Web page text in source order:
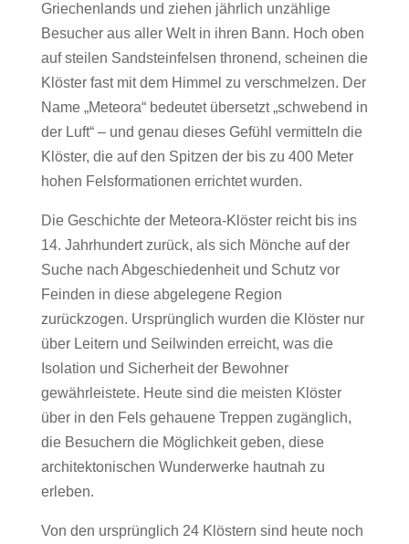
Griechenlands und ziehen jährlich unzählige
Besucher aus aller Welt in ihren Bann. Hoch oben
auf steilen Sandsteinfelsen thronend, scheinen die
Klöster fast mit dem Himmel zu verschmelzen. Der
Name „Meteora“ bedeutet übersetzt „schwebend in
der Luft“ – und genau dieses Gefühl vermitteln die
Klöster, die auf den Spitzen der bis zu 400 Meter
hohen Felsformationen errichtet wurden.
Die Geschichte der Meteora-Klöster reicht bis ins
14. Jahrhundert zurück, als sich Mönche auf der
Suche nach Abgeschiedenheit und Schutz vor
Feinden in diese abgelegene Region
zurückzogen. Ursprünglich wurden die Klöster nur
über Leitern und Seilwinden erreicht, was die
Isolation und Sicherheit der Bewohner
gewährleistete. Heute sind die meisten Klöster
über in den Fels gehauene Treppen zugänglich,
die Besuchern die Möglichkeit geben, diese
architektonischen Wunderwerke hautnah zu
erleben.
Von den ursprünglich 24 Klöstern sind heute noch